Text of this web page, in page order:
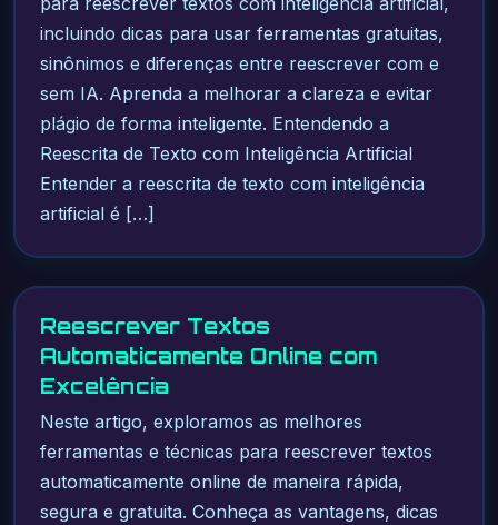
incluindo dicas para usar ferramentas gratuitas,
sinônimos e diferenças entre reescrever com e
sem IA. Aprenda a melhorar a clareza e evitar
plágio de forma inteligente. Entendendo a
Reescrita de Texto com Inteligência Artificial
Entender a reescrita de texto com inteligência
artificial é […]
Reescrever Textos
Automaticamente Online com
Excelência
Neste artigo, exploramos as melhores
ferramentas e técnicas para reescrever textos
automaticamente online de maneira rápida,
segura e gratuita. Conheça as vantagens, dicas